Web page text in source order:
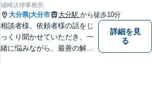
城崎法律事務所
大分県|大分市 大分駅 から徒歩10分
相談者様、依頼者様の話をじ
っくり聞かせていただき、一
緒に悩みながら、最善の解決
詳細を見
る